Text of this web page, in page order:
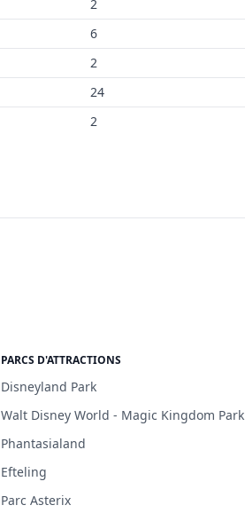
2
6
2
24
2
PARCS D'ATTRACTIONS
Disneyland Park
Walt Disney World - Magic Kingdom Park
Phantasialand
Efteling
Parc Asterix